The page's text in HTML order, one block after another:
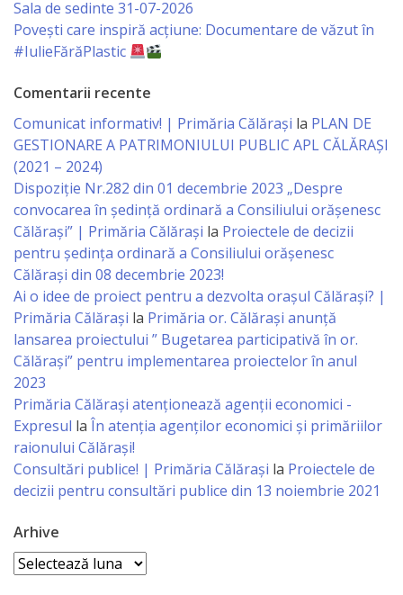
Regulament
Consiliul
local
Secretarul
Consiliului
Consilieri
Comisii
de
specialitate
Regulamentul
Consiliului
Dispoziții
Proiecte
de
decizii
Sala de sedinte 31-07-2026
Povești care inspiră acțiune: Documentare de văzut în
#IulieFărăPlastic
Comentarii recente
Comunicat informativ! | Primăria Călărași la PLAN DE
GESTIONARE A PATRIMONIULUI PUBLIC APL CĂLĂRAȘI
(2021 – 2024)
Dispoziție Nr.282 din 01 decembrie 2023 „Despre
convocarea în ședință ordinară a Consiliului orășenesc
Călărași” | Primăria Călărași la Proiectele de decizii
pentru ședința ordinară a Consiliului orășenesc
Călărași din 08 decembrie 2023!
Ai o idee de proiect pentru a dezvolta orașul Călărași? |
Primăria Călărași la Primăria or. Călărași anunță
lansarea proiectului ” Bugetarea participativă în or.
Călărași” pentru implementarea proiectelor în anul
2023
Primăria Călăraşi atenţionează agenţii economici -
Expresul la În atenția agenților economici și primăriilor
raionului Călărași!
Consultări publice! | Primăria Călărași la Proiectele de
decizii pentru consultări publice din 13 noiembrie 2021
Arhive
Arhive